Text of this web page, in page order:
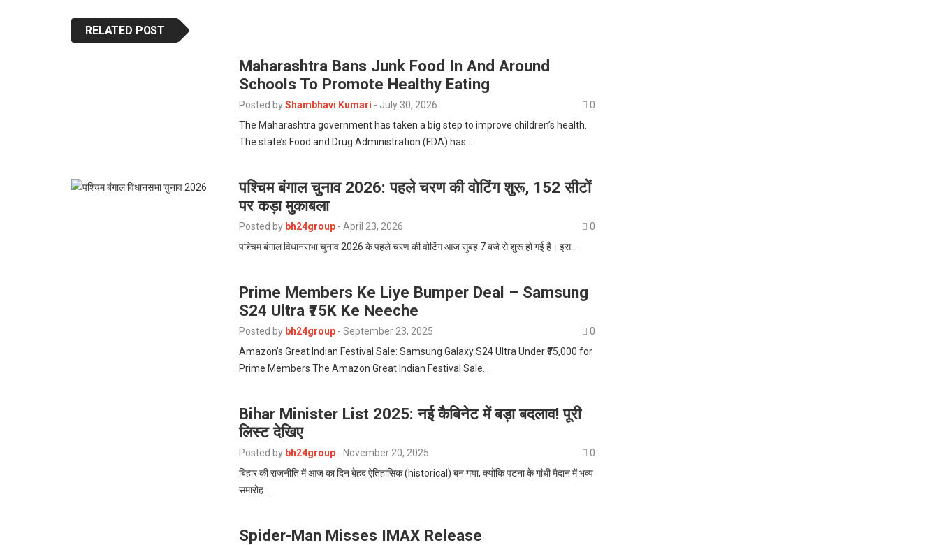
RELATED POST
Maharashtra Bans Junk Food In And Around
Schools To Promote Healthy Eating
Posted byShambhavi Kumari - July 30, 2026
0
The Maharashtra government has taken a big step to improve children’s health.
The state’s Food and Drug Administration (FDA) has…
पश्चिम बंगाल चुनाव 2026: पहले चरण की वोटिंग शुरू, 152 सीटों
पर कड़ा मुकाबला
Posted by bh24group - April 23, 2026
0
पश्चिम बंगाल विधानसभा चुनाव 2026 के पहले चरण की वोटिंग आज सुबह 7 बजे से शुरू हो गई है। इस…
Prime Members Ke Liye Bumper Deal – Samsung
S24 Ultra ₹75K Ke Neeche
Posted by bh24group - September 23, 2025
0
Amazon’s Great Indian Festival Sale: Samsung Galaxy S24 Ultra Under ₹75,000 for
Prime Members The Amazon Great Indian Festival Sale…
Bihar Minister List 2025: नई कैबिनेट में बड़ा बदलाव! पूरी
लिस्ट देखिए
Posted by bh24group - November 20, 2025
0
बिहार की राजनीति में आज का दिन बेहद ऐतिहासिक (historical) बन गया, क्योंकि पटना के गांधी मैदान में भव्य
समारोह…
Spider-Man Misses IMAX Release